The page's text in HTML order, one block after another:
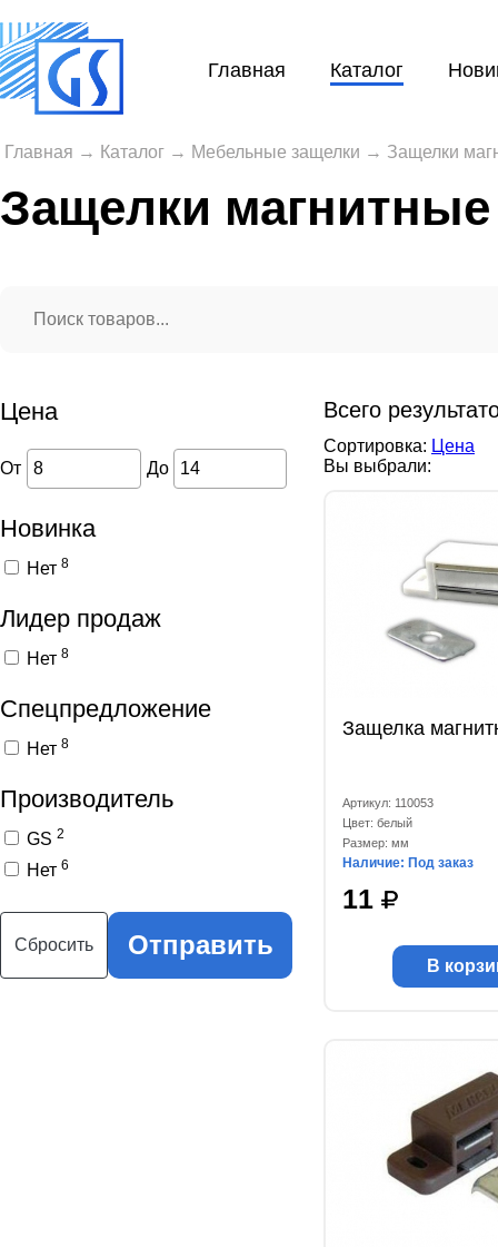
Главная Каталог
Главная → Каталог → Мебельные защелки → Защелки
Защелки магнитные
Цена
От До
Новинка
Нет 8
Лидер продаж
Нет 8
Спецпредложение
Нет 8
Производитель
GS 2
Нет 6
Сбросить Отправить
Всего
Сортировка: Цена
Вы выбрали:
Защелка
Артикул: 110053
Цвет: белый
Размер: мм
Наличие: Под заказ
11
В